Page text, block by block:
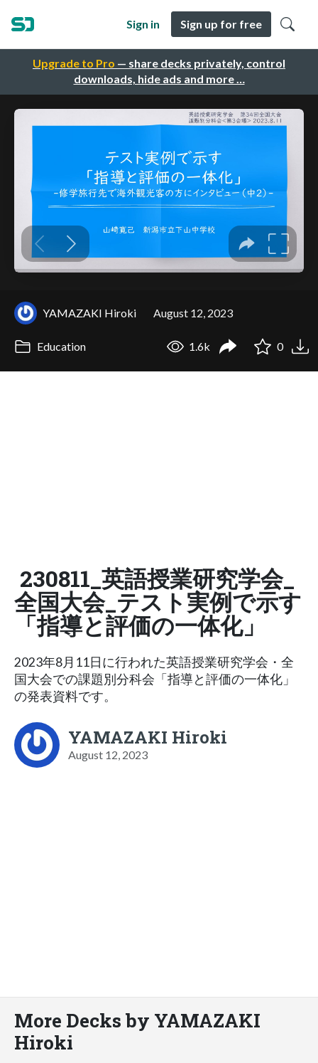
Upgrade to Pro — share decks privately, control
downloads, hide ads and more …
Sign in Sign up for free
YAMAZAKI Hiroki August 12, 2023
Education 1.6k 0
230811_英語授業研究学会_
全国大会_テスト実例で示す
「指導と評価の一体化」
2023年8月11日に行われた英語授業研究学会・全
国大会での課題別分科会「指導と評価の一体化」
の発表資料です。
YAMAZAKI Hiroki
August 12, 2023
More Decks by YAMAZAKI
Hiroki